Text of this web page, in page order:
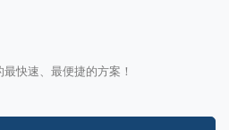
快速、最便捷的方案！